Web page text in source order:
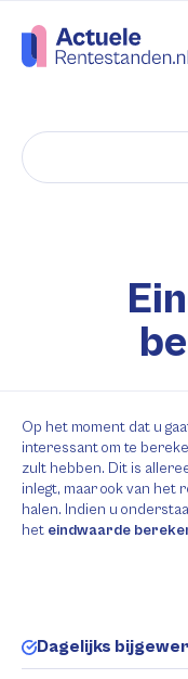
Op het moment dat u
interessant om te
zult hebben. Dit is
inlegt, maar ook van het
halen. Indien u
het eindwaarde
Dagelijks